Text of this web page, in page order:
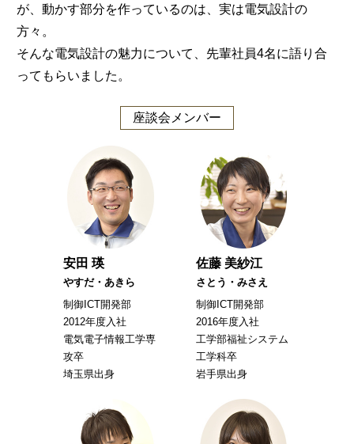
が、 動かす部分を作っているのは、実は電気設計の
方々。
そんな電気設計の魅力について、先輩社員4名に語り合
ってもらいました。
座談会メンバー
安田 瑛
やすだ・あきら
制御ICT開発部
2012年度入社
電気電子情報工学専
攻卒
埼玉県出身
佐藤 美紗江
さとう・みさえ
制御ICT開発部
2016年度入社
工学部福祉システム
工学科卒
岩手県出身